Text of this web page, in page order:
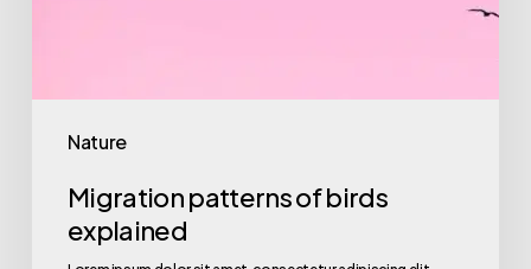
Nature
Migration patterns of birds
explained